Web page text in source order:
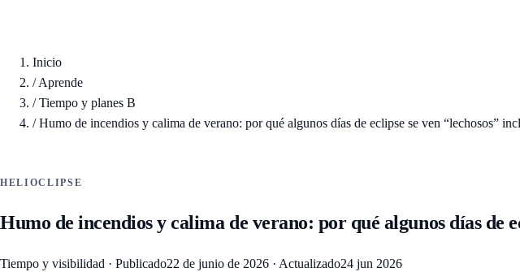
Inicio
/Aprende
/Tiempo y planes B
/Humo de incendios y calima de verano: por qué algunos días de eclipse se ven “lechosos”
HELIOCLIPSE
Humo de incendios y calima de verano: por qué algunos días de
Tiempo y visibilidad · Publicado22 de junio de 2026 · Actualizado24 jun 2026